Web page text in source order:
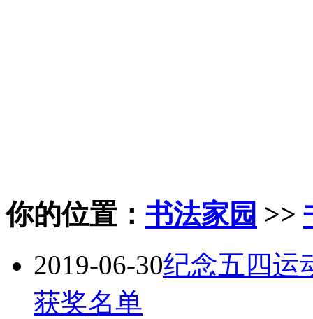
你的位置： 书法家园 >>
2019-06-30纪念五四运
获奖名单